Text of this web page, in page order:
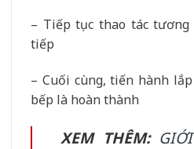
– Tiếp tục thao tác
tiếp
– Cuối cùng, tiến hành
bếp là hoàn thành
XEM THÊM: